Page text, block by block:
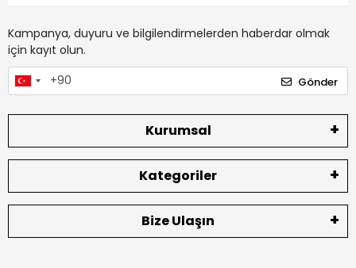
Kampanya, duyuru ve bilgilendirmelerden haberdar olmak
için kayıt olun.
Gönder
Kurumsal
Kategoriler
Bize Ulaşın